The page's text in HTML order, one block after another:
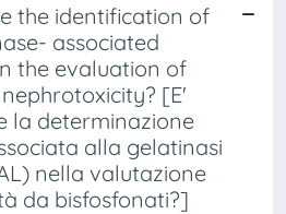
the identification of
associated
the evaluation of
[E'
la determinazione
alla gelatinasi
nella valutazione
da bisfosfonati?]